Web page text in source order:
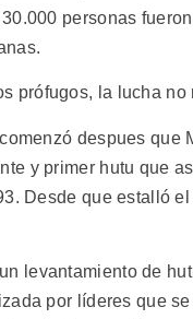
personas
prófugos, la lucha
despues
y primer hutu que
Desde que estalló
levantamiento de
por líderes que